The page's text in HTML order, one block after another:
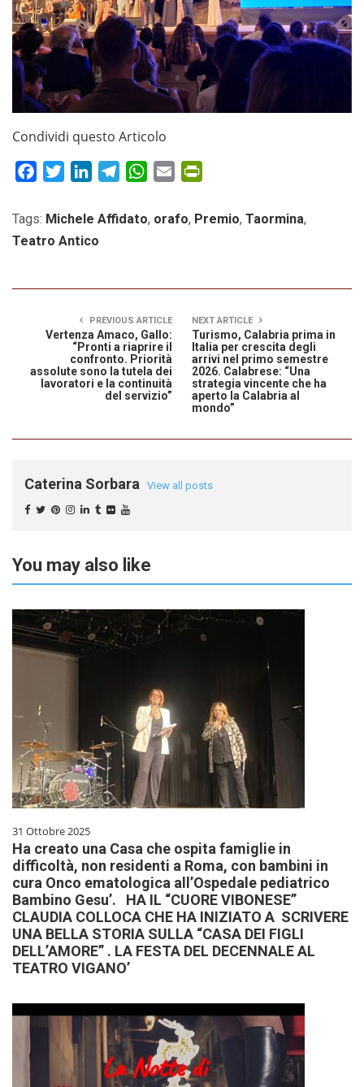
Condividi questo Articolo
FacebookTwitterLinkedInTelegramWhatsApp
Email
Tags: Michele Affidato, orafo, Premio, Taormina,
Teatro Antico
PREVIOUS ARTICLE
Vertenza Amaco, Gallo:
“Pronti a riaprire il
confronto. Priorità
assolute sono la tutela dei
lavoratori e la continuità
del servizio”
NEXT ARTICLE
Turismo, Calabria prima in
Italia per crescita degli
arrivi nel primo semestre
2026. Calabrese: “Una
strategia vincente che ha
aperto la Calabria al
mondo”
Caterina Sorbara View all posts
You may also like
31 Ottobre 2025
Ha creato una Casa che ospita famiglie in
difficoltà, non residenti a Roma, con bambini in
cura Onco ematologica all’Ospedale pediatrico
Bambino Gesu’. HA IL “CUORE VIBONESE”
CLAUDIA COLLOCA CHE HA INIZIATO A SCRIVERE
UNA BELLA STORIA SULLA “CASA DEI FIGLI
DELL’AMORE” . LA FESTA DEL DECENNALE AL
TEATRO VIGANO’